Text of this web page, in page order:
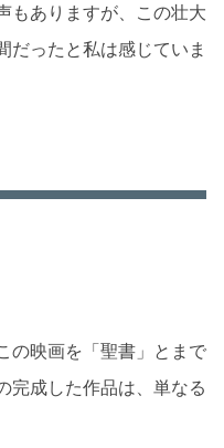
もありますが、この壮大
だったと私は感じていま
の映画を「聖書」とまで
完成した作品は、単なる